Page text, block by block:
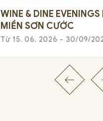
WINE & DINE
MIỀN SƠN CƯỚC
Từ 15. 06. 2026 - 30/09/